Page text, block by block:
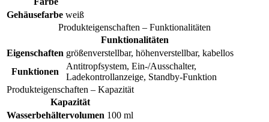
Gehäusefarbe weiß
Produkteigenschaften – Funktionalitäten
Funktionalitäten
Eigenschaften größenverstellbar, höhenverstellbar, kabellos
Funktionen
Antitropfsystem, Ein-/Ausschalter,
Ladekontrollanzeige, Standby-Funktion
Produkteigenschaften – Kapazität
Kapazität
Wasserbehältervolumen 100 ml